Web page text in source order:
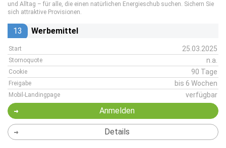
und Alltag – für alle, die einen natürlichen Energieschub suchen. Sichern Sie
sich attraktive Provisionen.
13 Werbemittel
Start 25.03.2025
Stornoquote n.a.
Cookie 90 Tage
Freigabe bis 6 Wochen
Mobil-Landingpage verfügbar
Anmelden
Details